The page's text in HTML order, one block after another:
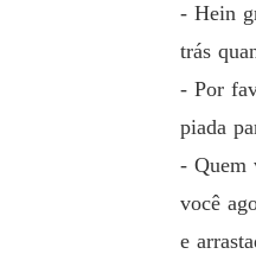
- Hein
trás
- Por
piada
- Quem
você
e